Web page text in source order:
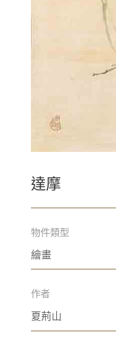
達摩
物件類型
繪畫
作者
夏荊山